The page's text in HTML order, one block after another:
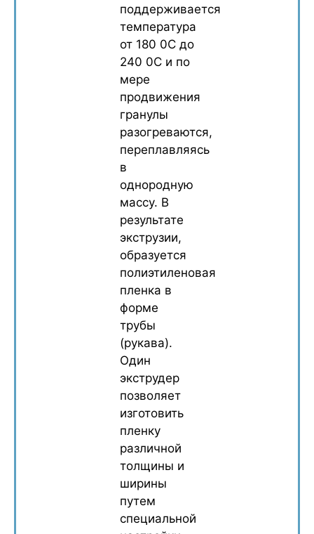
поддерживается
температура
от 180 0C до
240 0C и по
мере
продвижения
гранулы
разогреваются,
переплавляясь
в
однородную
массу. В
результате
экструзии,
образуется
полиэтиленовая
пленка в
форме
трубы
(рукава).
Один
экструдер
позволяет
изготовить
пленку
различной
толщины и
ширины
путем
специальной